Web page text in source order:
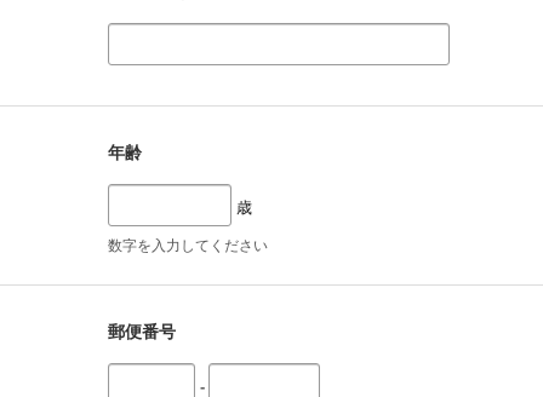
年齢
歳
数字を入力してください
郵便番号
-